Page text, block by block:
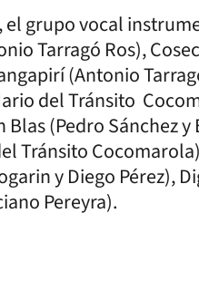
el grupo vocal
Tarragó Ros),
(Antonio
del Tránsito
Blas (Pedro Sánchez
Tránsito
y Diego Pérez),
Pereyra).